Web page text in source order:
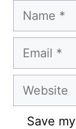
Name
Email
Website
Save